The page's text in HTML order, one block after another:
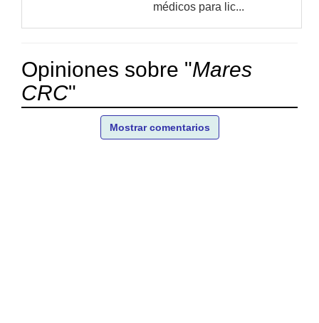
médicos para lic...
Opiniones sobre "Mares
CRC"
Mostrar comentarios